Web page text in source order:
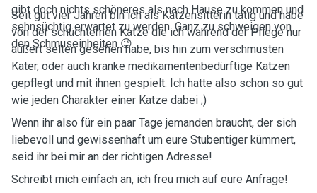
gibt doch nichts schöneres als nach Hause zu kommen und
sehnsüchtig erwartet zu werden. Ganz zu schweigen von
den Schmuseinheiten 😉
Seit gut vier Jahren bin ich als Katzensitterin tätig und habe
von der schüchternen Katze die ich während der Pflege nur
äußert selten gesehen habe, bis hin zum verschmusten
Kater, oder auch kranke medikamentenbedürftige Katzen
gepflegt und mit ihnen gespielt. Ich hatte also schon so gut
wie jeden Charakter einer Katze dabei ;)
Wenn ihr also für ein paar Tage jemanden braucht, der sich
liebevoll und gewissenhaft um eure Stubentiger kümmert,
seid ihr bei mir an der richtigen Adresse!
Schreibt mich einfach an, ich freu mich auf eure Anfrage!